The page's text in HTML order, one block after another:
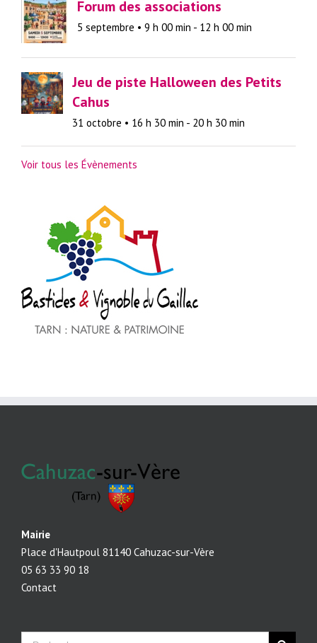
Forum des associations
5 septembre • 9 h 00 min - 12 h 00 min
Jeu de piste Halloween des Petits
Cahus
31 octobre • 16 h 30 min - 20 h 30 min
Voir tous les Évènements
Mairie
Place d'Hautpoul 81140 Cahuzac-sur-Vère
05 63 33 90 18
Contact